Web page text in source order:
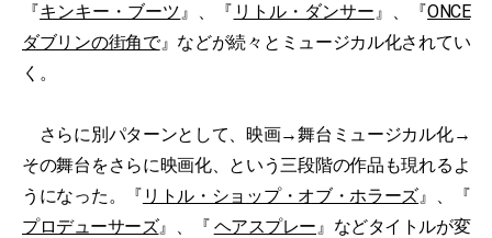
『キンキー・ブーツ』、『 リトル・ダンサー』、『ONCE
ダブリンの街角で』などが続々とミュージカル化されてい
く。
さらに別パターンとして、映画→舞台ミュージカル化→
その舞台をさらに映画化、という三段階の作品も現れるよ
うになった。『 リトル・ショップ・オブ・ホラーズ』、『
プロデューサーズ』、『 ヘアスプレー』などタイトルが変